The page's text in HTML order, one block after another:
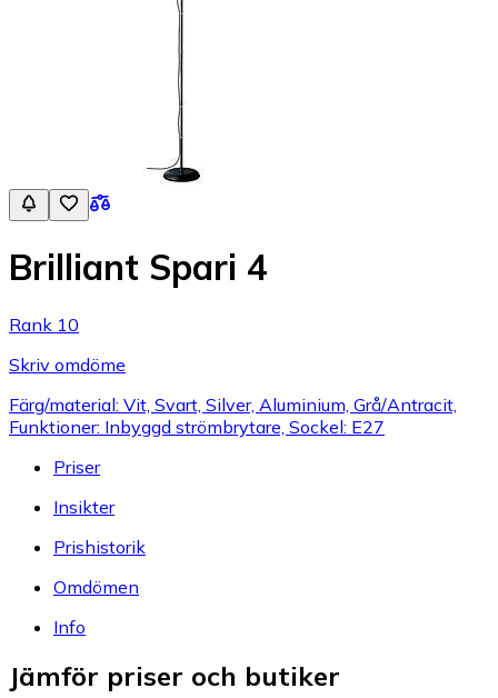
Brilliant Spari 4
Rank 10
Skriv omdöme
Färg/material: Vit, Svart, Silver, Aluminium, Grå/Antracit,
Funktioner: Inbyggd strömbrytare, Sockel: E27
Priser
Insikter
Prishistorik
Omdömen
Info
Jämför priser och butiker